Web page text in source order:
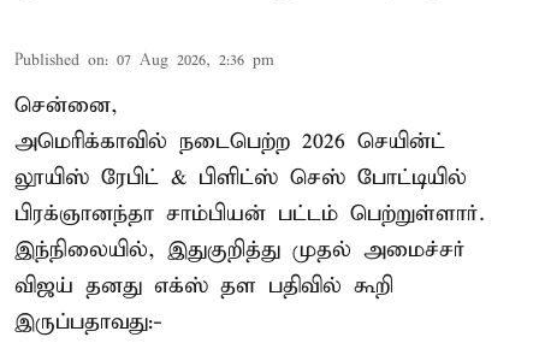
Published on: 07 Aug 2026, 2:36 pm
சென்னை,
அமெரிக்காவில் நடைபெற்ற 2026 செயின்ட்
லூயிஸ் ரேபிட் & பிளிட்ஸ் செஸ் போட்டியில்
பிரக்ஞானந்தா சாம்பியன் பட்டம் பெற்றுள்ளார்.
இந்நிலையில், இதுகுறித்து முதல் அமைச்சர்
விஜய் தனது எக்ஸ் தள பதிவில் கூறி
இருப்பதாவது:-